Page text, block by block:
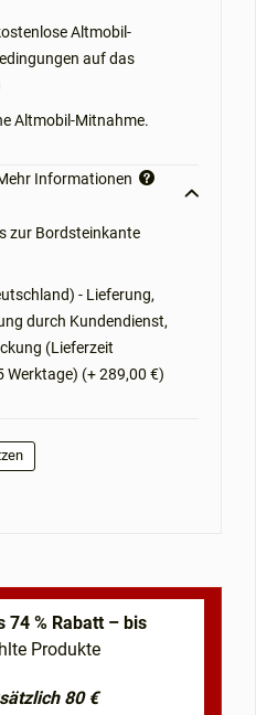
Altmobil-
auf das
Altmobil-Mitnahme.
zur Bordsteinkante
- Lieferung,
durch Kundendienst,
(Lieferzeit
Werktage) (+ 289,00 €)
Informationen
74 % Rabatt – bis
Produkte
80 €